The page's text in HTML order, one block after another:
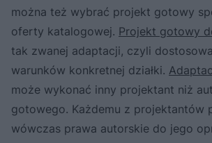
można też wybrać projekt gotowy
oferty katalogowej. Projekt gotowy
tak zwanej adaptacji, czyli
warunków konkretnej działki.
może wykonać inny projektant niż
gotowego. Każdemu z projektantów
wówczas prawa autorskie do jego